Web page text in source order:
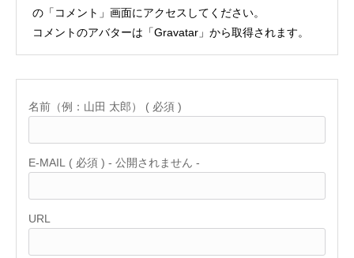
の「コメント」画面にアクセスしてください。
コメントのアバターは「Gravatar 」から取得されます。
名前（例：山田 太郎） ( 必須 )
E-MAIL ( 必須 ) - 公開されません -
URL